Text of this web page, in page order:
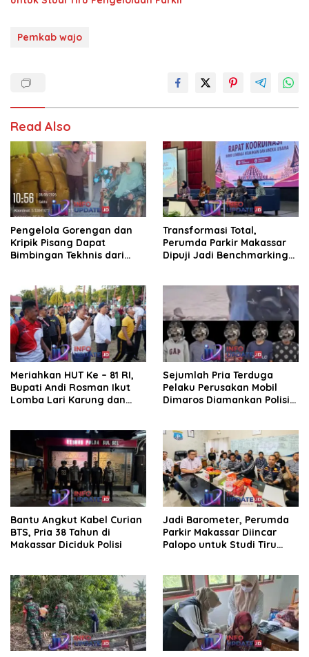
Pemkab wajo
Read Also
Pengelola Gorengan dan
Kripik Pisang Dapat
Bimbingan Tekhnis dari
Transformasi Total,
Perumda Parkir Makassar
Dipuji Jadi Benchmarking
Meriahkan HUT Ke – 81 RI,
Bupati Andi Rosman Ikut
Lomba Lari Karung dan
Sejumlah Pria Terduga
Pelaku Perusakan Mobil
Dimaros Diamankan Polisi.
Bantu Angkut Kabel Curian
BTS, Pria 38 Tahun di
Makassar Diciduk Polisi
Jadi Barometer, Perumda
Parkir Makassar Diincar
Palopo untuk Studi Tiru